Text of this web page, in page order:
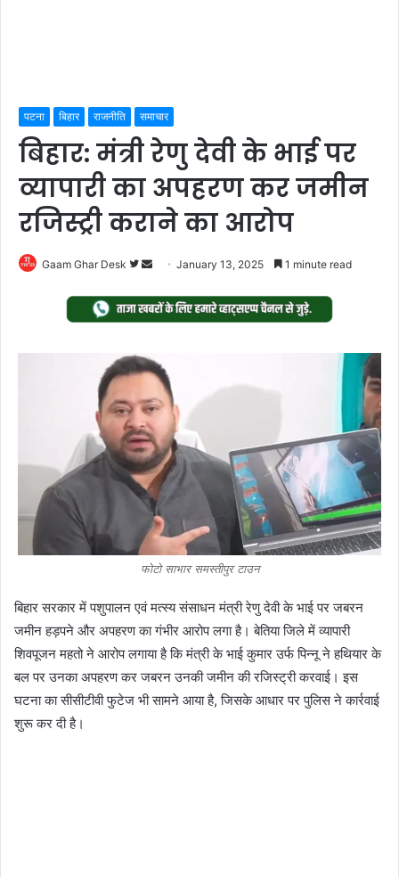
पटना बिहार राजनीति समाचार
बिहार: मंत्री रेणु देवी के भाई पर
व्यापारी का अपहरण कर जमीन
रजिस्ट्री कराने का आरोप
Gaam Ghar Desk
Follow
Twitter
Send
email
January 13, 2025 1 minute read
फोटो साभार समस्तीपुर टाउन
बिहार सरकार में पशुपालन एवं मत्स्य संसाधन मंत्री रेणु देवी के भाई पर जबरन
जमीन हड़पने और अपहरण का गंभीर आरोप लगा है। बेतिया जिले में व्यापारी
शिवपूजन महतो ने आरोप लगाया है कि मंत्री के भाई कुमार उर्फ पिन्नू ने हथियार के
बल पर उनका अपहरण कर जबरन उनकी जमीन की रजिस्ट्री करवाई। इस
घटना का सीसीटीवी फुटेज भी सामने आया है, जिसके आधार पर पुलिस ने कार्रवाई
शुरू कर दी है।